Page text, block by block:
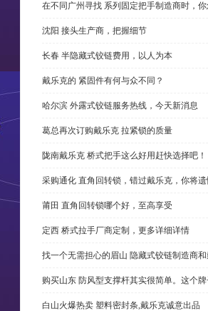
在不同广州寻找 系列固定把手制造商时，
沈阳 接头生产商，把握细节
长春 半隐藏式铰链费用，以人为本
戴乐克的 紧固件有何与众不同？
哈尔滨 外露式铰链服务热线，今天新消息
葛总再次订购戴乐克 拉紧锁的质量
陇南戴乐克 桥式把手这么好用赶快选择吧！
采购通化 直角回转锁，错过戴乐克，你将
莆田 直角回转锁哪个好，至高享受
定西 桥式拉手厂商定制，更多详细详情
找一个无需担心的眉山 隐藏式铰链制造商
购买山东 防风型支撑杆其实很简单。这个
白山火爆热卖 塑料密封条,戴乐克诚意出品